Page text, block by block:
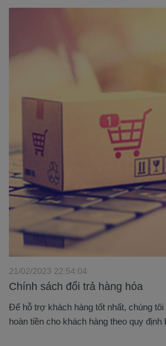
Chính sách đổi trả hàng hóa
21/02/2023 22:54:04
Để hỗ trợ khách hàng tốt nhất, chúng
hoàn tiền cho khách hàng theo quy định